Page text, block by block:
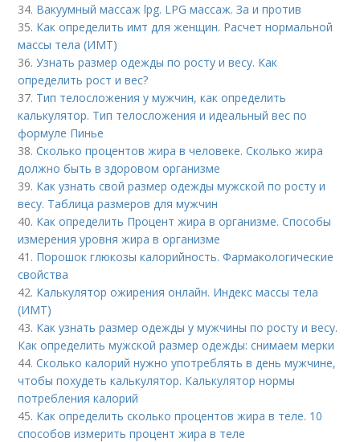
34. Вакуумный массаж lpg. LPG массаж. За и против
35. Как определить имт для женщин. Расчет нормальной
массы тела (ИМТ)
36.Узнать размер одежды по росту и весу. Как
определить рост и вес?
37. Тип телосложения у мужчин, как определить
калькулятор. Тип телосложения и идеальный вес по
формуле Пинье
38.Сколько процентов жира в человеке. Сколько жира
должно быть в здоровом организме
39. Как узнать свой размер одежды мужской по росту и
весу. Таблица размеров для мужчин
40. Как определить Процент жира в организме. Способы
измерения уровня жира в организме
41. Порошок глюкозы калорийность. Фармакологические
свойства
42. Калькулятор ожирения онлайн. Индекс массы тела
(ИМТ)
43. Как узнать размер одежды у мужчины по росту и весу.
Как определить мужской размер одежды: снимаем мерки
44.Сколько калорий нужно употреблять в день мужчине,
чтобы похудеть калькулятор. Калькулятор нормы
потребления калорий
45. Как определить сколько процентов жира в теле. 10
способов измерить процент жира в теле